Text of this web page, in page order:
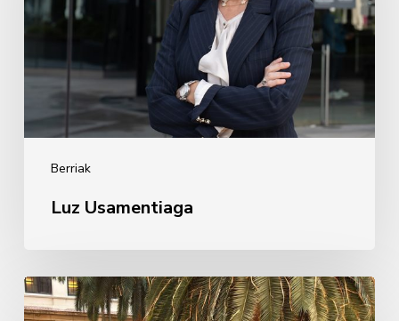
Berriak
Luz Usamentiaga
Inplikatzen
diren